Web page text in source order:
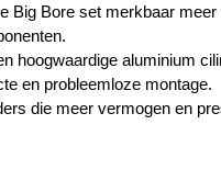
Big Bore set merkbaar
hoogwaardige aluminium
en probleemloze montage.
die meer vermogen en